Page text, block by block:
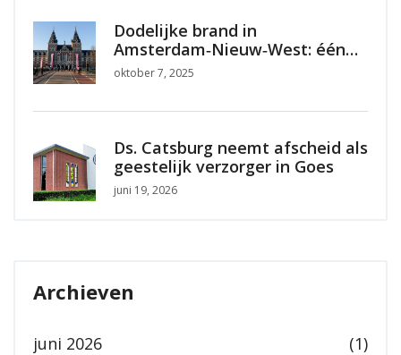
Dodelijke brand in
Amsterdam‑Nieuw‑West: één
dode, brandweer onwel
oktober 7, 2025
Ds. Catsburg neemt afscheid als
geestelijk verzorger in Goes
juni 19, 2026
Archieven
juni 2026 (1)